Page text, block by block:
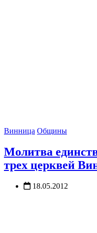
Винница Общины
Молитва
трех церквей
18.05.2012